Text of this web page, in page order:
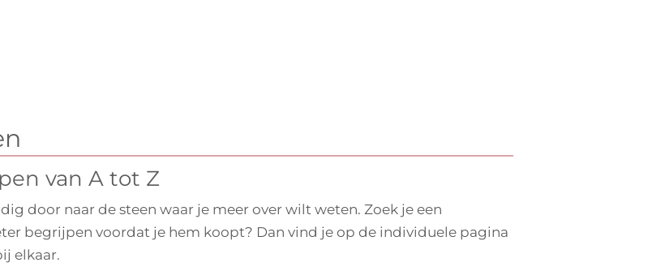
van A tot Z
door naar de steen waar je meer over wilt weten. Zoek je een
begrijpen voordat je hem koopt? Dan vind je op de individuele pagina
elkaar.